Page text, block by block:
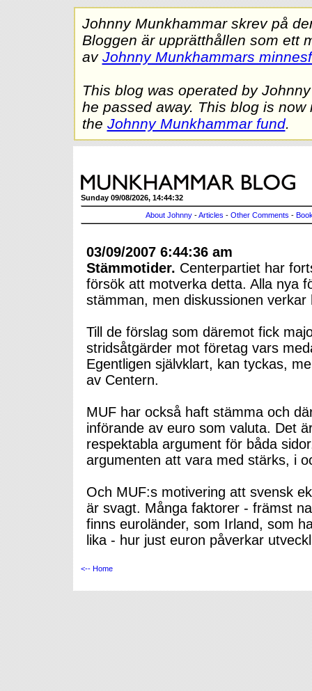
Johnny Munkhammar skrev på
Bloggen är upprätthållen som ett
av Johnny Munkhammars
This blog was operated by
he passed away. This blog is
the Johnny Munkhammar fund.
Sunday 09/08/2026, 14:44:32
About Johnny -Articles - Other Comments -
03/09/2007 6:44:36 am
Stämmotider. Centerpartiet har
försök att motverka detta. Alla nya
stämman, men diskussionen
Till de förslag som däremot fick
stridsåtgärder mot företag vars
Egentligen självklart, kan tyckas,
av Centern.
MUF har också haft stämma och
införande av euro som valuta. Det
respektabla argument för båda
argumenten att vara med stärks, i
Och MUF:s motivering att svensk
är svagt. Många faktorer - främst
finns euroländer, som Irland, som
lika - hur just euron påverkar
<-- Home